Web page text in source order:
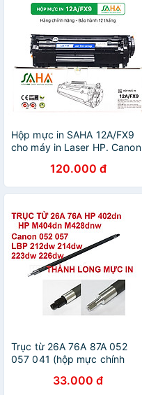
Hộp mực in SAHA 12A/FX9
cho máy in Laser HP. Canon
120.000 đ
Trục từ 26A 76A 87A 052
057 041 (hộp mực chính
M402n M420dw M426
33.000 đ